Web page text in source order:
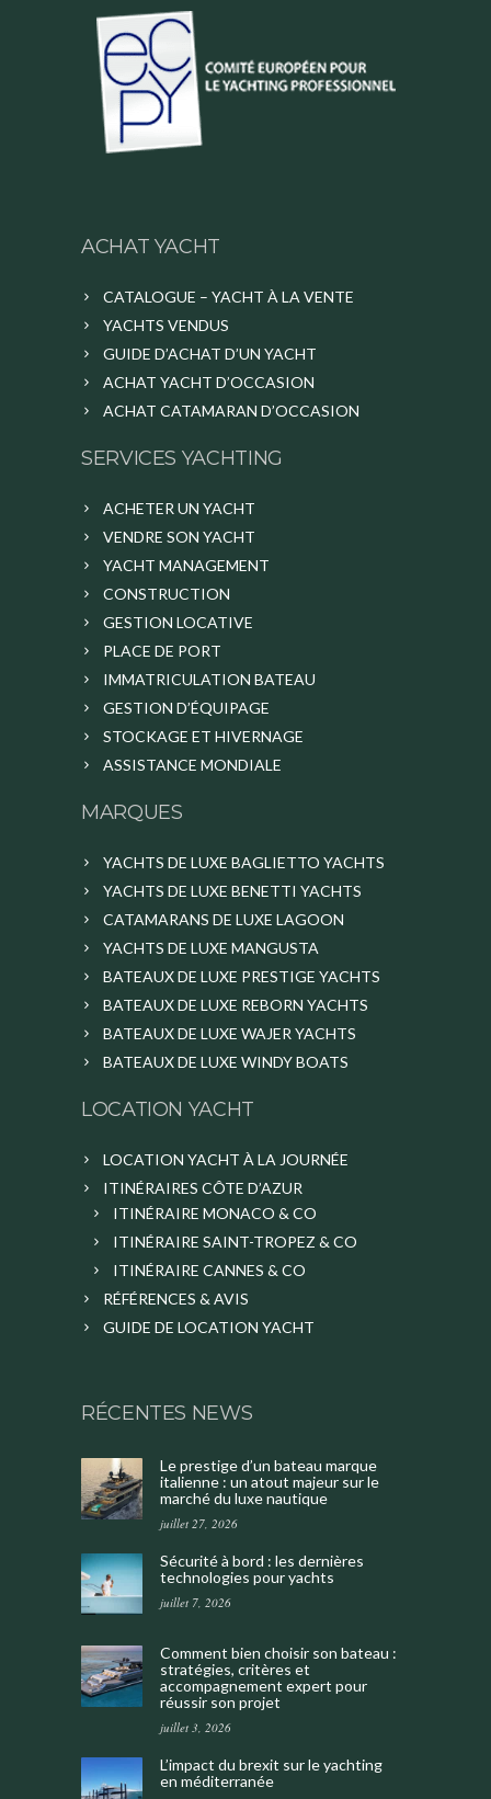
ACHAT YACHT
CATALOGUE – YACHT À LA VENTE
YACHTS VENDUS
GUIDE D’ACHAT D’UN YACHT
ACHAT YACHT D’OCCASION
ACHAT CATAMARAN D’OCCASION
SERVICES YACHTING
ACHETER UN YACHT
VENDRE SON YACHT
YACHT MANAGEMENT
CONSTRUCTION
GESTION LOCATIVE
PLACE DE PORT
IMMATRICULATION BATEAU
GESTION D’ÉQUIPAGE
STOCKAGE ET HIVERNAGE
ASSISTANCE MONDIALE
MARQUES
YACHTS DE LUXE BAGLIETTO YACHTS
YACHTS DE LUXE BENETTI YACHTS
CATAMARANS DE LUXE LAGOON
YACHTS DE LUXE MANGUSTA
BATEAUX DE LUXE PRESTIGE YACHTS
BATEAUX DE LUXE REBORN YACHTS
BATEAUX DE LUXE WAJER YACHTS
BATEAUX DE LUXE WINDY BOATS
LOCATION YACHT
LOCATION YACHT À LA JOURNÉE
ITINÉRAIRES CÔTE D’AZUR
ITINÉRAIRE MONACO & CO
ITINÉRAIRE SAINT-TROPEZ & CO
ITINÉRAIRE CANNES & CO
RÉFÉRENCES & AVIS
GUIDE DE LOCATION YACHT
RÉCENTES NEWS
Le prestige d’un bateau marque
italienne : un atout majeur sur le
marché du luxe nautique
juillet 27, 2026
Sécurité à bord : les dernières
technologies pour yachts
juillet 7, 2026
Comment bien choisir son bateau :
stratégies, critères et
accompagnement expert pour
réussir son projet
juillet 3, 2026
L’impact du brexit sur le yachting
en méditerranée